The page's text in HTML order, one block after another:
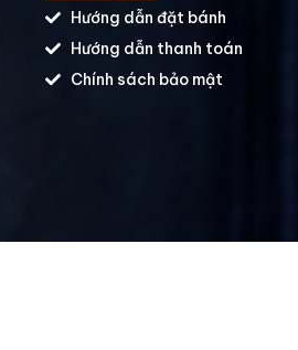
Hướng dẫn đặt bánh
Hướng dẫn thanh toán
Chính sách bảo mật